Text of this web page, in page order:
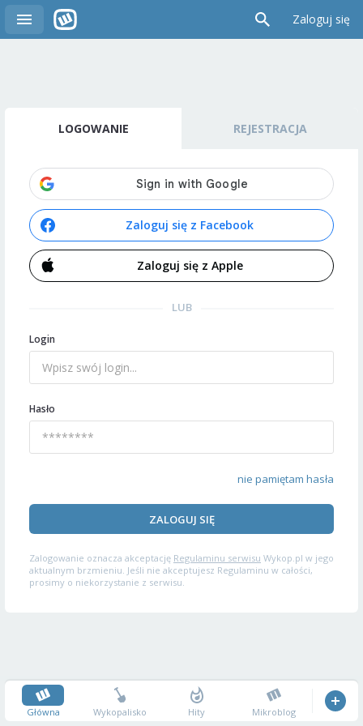
Zaloguj się
LOGOWANIE REJESTRACJA
Zaloguj się z Facebook
Zaloguj się z Apple
LUB
Login
Hasło
nie pamiętam hasła
ZALOGUJ SIĘ
Zalogowanie oznacza akceptację Regulaminu serwisu Wykop.pl w jego
aktualnym brzmieniu. Jeśli nie akceptujesz Regulaminu w całości,
prosimy o niekorzystanie z serwisu.
Główna Wykopalisko Hity Mikroblog